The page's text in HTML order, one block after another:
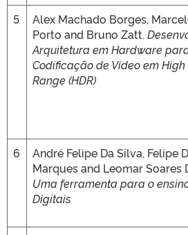
5
Alex Machado Borges,
Porto and Bruno Zatt.
Arquitetura em Hardware
Codificação de Vídeo em
Range (HDR)
6
André Felipe Da Silva, Felipe
Marques and Leomar Soares
Uma ferramenta para o
Digitais